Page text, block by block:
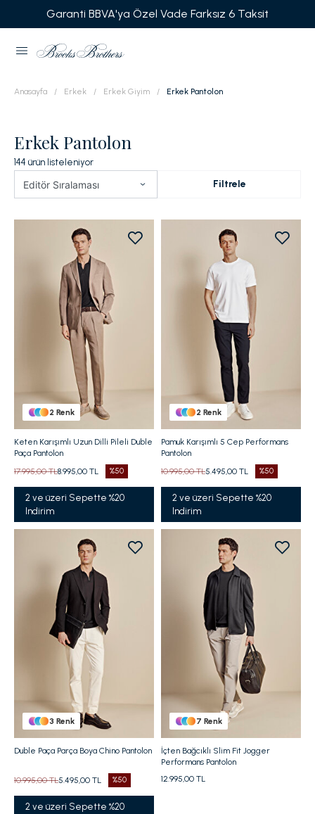
Garanti BBVA'ya Özel Vade Farksız 6 Taksit
Anasayfa Erkek Erkek Giyim Erkek Pantolon
Erkek Pantolon
144 ürün listeleniyor
Editör Sıralaması Filtrele
2 Renk
Keten Karışımlı Uzun Dilli Pileli Duble
Paça Pantolon
17.995,00 TL8.995,00 TL %50
2 ve üzeri Sepette %20
Indirim
2 Renk
Pamuk Karışımlı 5 Cep Performans
Pantolon
10.995,00 TL5.495,00 TL %50
2 ve üzeri Sepette %20
Indirim
3 Renk
Duble Paça Parça Boya Chino Pantolon
10.995,00 TL5.495,00 TL %50
2 ve üzeri Sepette %20
7 Renk
İçten Bağcıklı Slim Fit Jogger
Performans Pantolon
12.995,00 TL